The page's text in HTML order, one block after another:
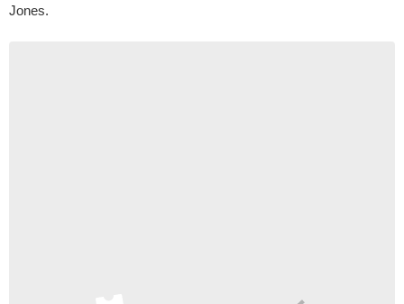
Jones.